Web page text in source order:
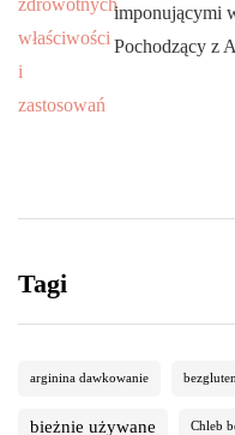
imponującymi
Pochodzący z
Tagi
arginina dawkowanie
bieżnie używane Chleb